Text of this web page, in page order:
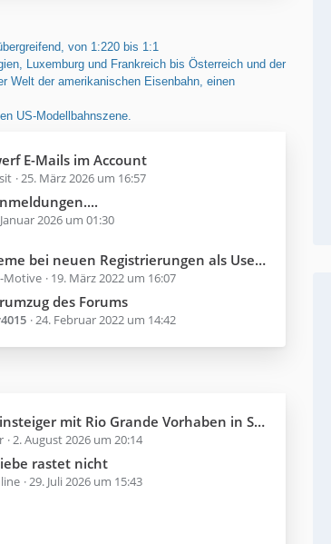
von 1:220 bis 1:1
Luxemburg und Frankreich bis Österreich und der
Welt der amerikanischen Eisenbahn, einen
US-Modellbahnszene.
E-Mails im Account
25. März 2026 um 16:57
2026 um 01:30
bei neuen Registrierungen als User ???
Motive 19. März 2022 um 16:07
des Forums
24. Februar 2022 um 14:42
mit Rio Grande Vorhaben in Spur N
2. August 2026 um 20:14
rastet nicht
29. Juli 2026 um 15:43